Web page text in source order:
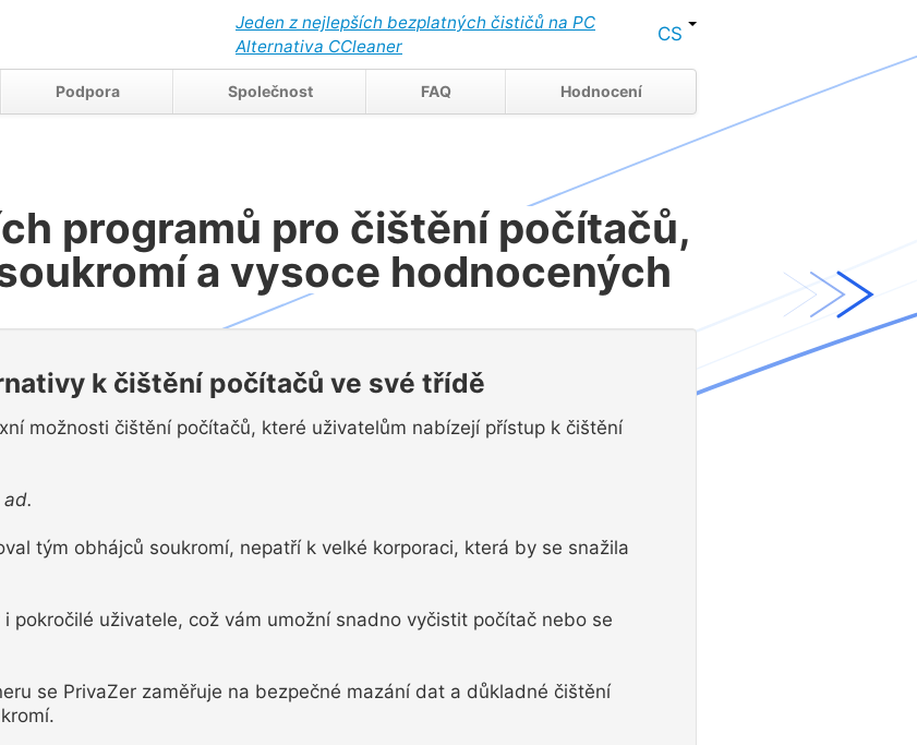
Jeden z nejlepších bezplatných čističů na PC
Alternativa CCleaner
CS
Podpora Společnost FAQ Hodnocení
programů pro čištění počítačů,
a vysoce hodnocených
k čištění počítačů ve své třídě
možnosti čištění počítačů, které uživatelům nabízejí přístup k čištění
tým obhájců soukromí, nepatří k velké korporaci, která by se snažila
pokročilé uživatele, což vám umožní snadno vyčistit počítač nebo se
se PrivaZer zaměřuje na bezpečné mazání dat a důkladné čištění